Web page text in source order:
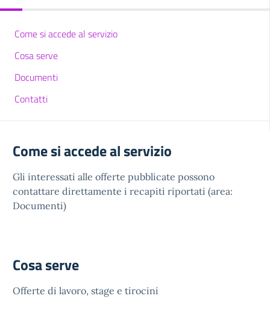
Come si accede al servizio
Cosa serve
Documenti
Contatti
Come si accede al servizio
Gli interessati alle offerte pubblicate possono
contattare direttamente i recapiti riportati (area:
Documenti)
Cosa serve
Offerte di lavoro, stage e tirocini